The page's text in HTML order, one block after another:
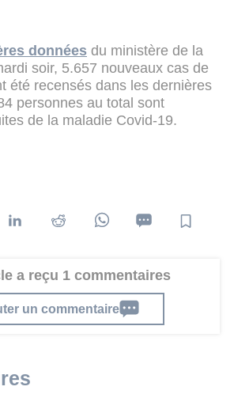
données du ministère de la
soir, 5.657 nouveaux cas de
été recensés dans les dernières
personnes au total sont
de la maladie Covid-19.
a reçu 1 commentaires
un commentaire